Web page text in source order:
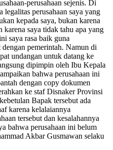
perusahaan sejenis. Di
legalitas perusahaan saya yang
kepada saya, bukan karena
saya tidak tahu apa yang
saya rasa baik guna
pemerintah. Namun di
undangan untuk datang ke
dipimpin oleh Ibu Kepala
bahwa perusahaan ini
dengan copy dokumen
ke staf Disnaker Provinsi
Bapak tersebut ada
karena kelalaiannya
tersebut dan kesalahannya
bahwa perusahaan ini belum
Akbar Gusmawan selaku